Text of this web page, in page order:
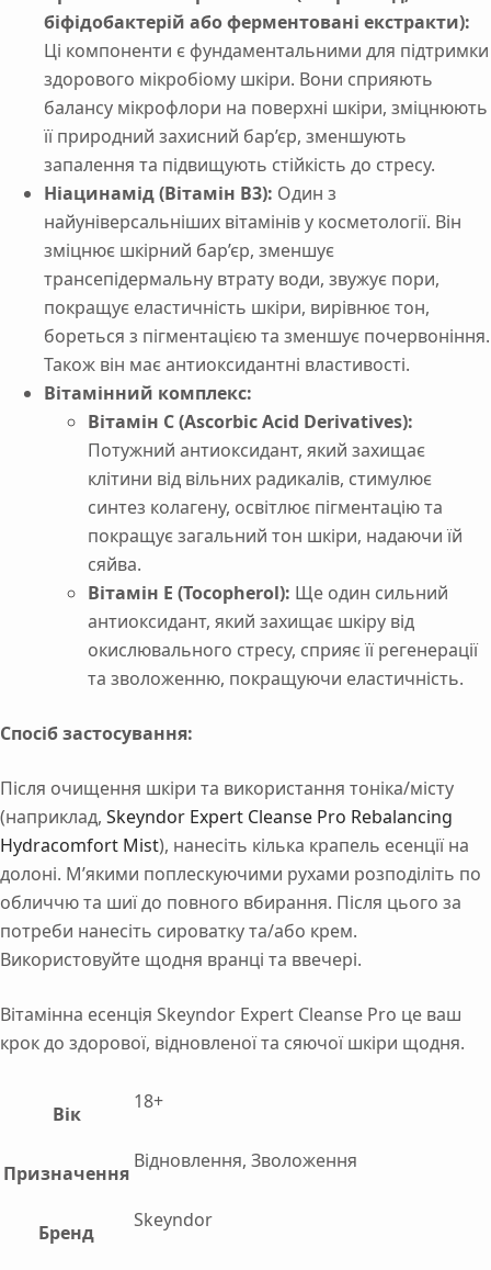
біфідобактерій або ферментовані екстракти):
Ці компоненти є фундаментальними для підтримки
здорового мікробіому шкіри. Вони сприяють
балансу мікрофлори на поверхні шкіри, зміцнюють
її природний захисний бар’єр, зменшують
запалення та підвищують стійкість до стресу.
Ніацинамід (Вітамін B3): Один з
найуніверсальніших вітамінів у косметології. Він
зміцнює шкірний бар’єр, зменшує
трансепідермальну втрату води, звужує пори,
покращує еластичність шкіри, вирівнює тон,
бореться з пігментацією та зменшує почервоніння.
Також він має антиоксидантні властивості.
Вітамінний комплекс:
Вітамін С (Ascorbic Acid Derivatives):
Потужний антиоксидант, який захищає
клітини від вільних радикалів, стимулює
синтез колагену, освітлює пігментацію та
покращує загальний тон шкіри, надаючи їй
сяйва.
Вітамін Е (Tocopherol): Ще один сильний
антиоксидант, який захищає шкіру від
окислювального стресу, сприяє її регенерації
та зволоженню, покращуючи еластичність.
Спосіб застосування:
Після очищення шкіри та використання тоніка/місту
(наприклад, Skeyndor Expert Cleanse Pro Rebalancing
Hydracomfort Mist), нанесіть кілька крапель есенції на
долоні. М’якими поплескуючими рухами розподіліть по
обличчю та шиї до повного вбирання. Після цього за
потреби нанесіть сироватку та/або крем.
Використовуйте щодня вранці та ввечері.
Вітамінна есенція Skeyndor Expert Cleanse Pro це ваш
крок до здорової, відновленої та сяючої шкіри щодня.
Вік
18+
Призначення
Відновлення, Зволоження
Бренд
Skeyndor